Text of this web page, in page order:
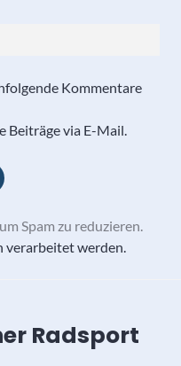
Kommentare
Beiträge via E-Mail.
Spam zu reduzieren.
verarbeitet werden.
Radsport